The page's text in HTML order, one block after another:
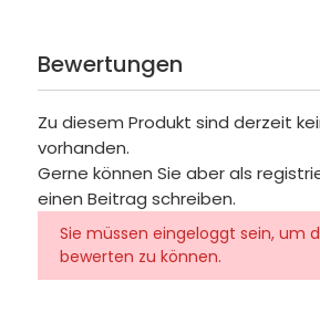
Bewertungen
Zu diesem Produkt sind derzeit
vorhanden.
Gerne können Sie aber als
einen Beitrag schreiben.
Sie müssen eingeloggt sein, um
bewerten zu können.